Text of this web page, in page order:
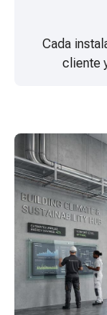
Cada
cliente